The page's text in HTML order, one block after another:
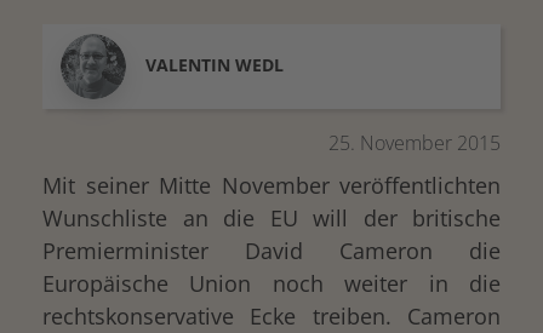
VALENTIN WEDL
25. November 2015
Mit seiner Mitte November veröffentlichten
Wunschliste an die EU will der britische
Premierminister David Cameron die
Europäische Union noch weiter in die
rechtskonservative Ecke treiben. Cameron